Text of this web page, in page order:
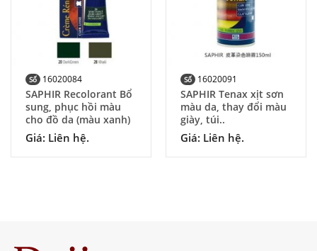
Số 16020084
SAPHIR Recolorant Bổ
sung, phục hồi màu
cho đồ da (màu xanh)
Giá: Liên hệ.
Số 16020091
SAPHIR Tenax xịt sơn
màu da, thay đổi màu
giày, túi..
Giá: Liên hệ.